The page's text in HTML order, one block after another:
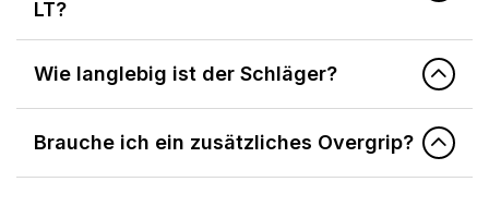
LT?
Wie langlebig ist der Schläger?
Brauche ich ein zusätzliches Overgrip?